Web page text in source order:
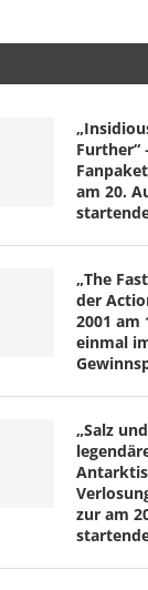
Further“
am 20.
„The
der
2001 am
einmal
„Salz
zur am